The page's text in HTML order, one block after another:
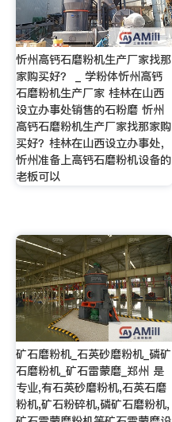
忻州高钙石磨粉机生产厂家找那
家购买好？ _ 学粉体忻州高钙
石磨粉机生产厂家 桂林在山西
设立办事处销售的石粉磨 忻州
高钙石磨粉机生产厂家找那家购
买好？桂林在山西设立办事处，
忻州准备上高钙石磨粉机设备的
老板可以
矿石磨粉机_石英砂磨粉机_磷矿
石磨粉机_矿石雷蒙磨_郑州 是
专业,有石英砂磨粉机,石英石磨
粉机,矿石粉碎机,磷矿石磨粉机,